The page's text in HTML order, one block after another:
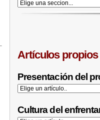
Artículos propios
Presentación del
Cultura del